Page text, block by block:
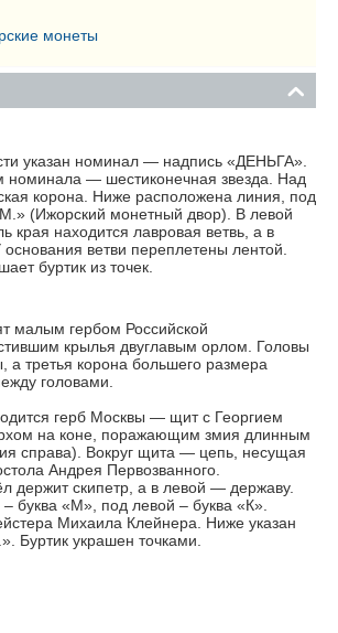
монеты
указан номинал — надпись «ДЕНЬГА».
номинала — шестиконечная звезда. Над
корона. Ниже расположена линия, под
(Ижорский монетный двор). В левой
края находится лавровая ветвь, а в
ветви переплетены лентой.
буртик из точек.
малым гербом Российской
крылья двуглавым орлом. Головы
а третья корона большего размера
головами.
герб Москвы — щит с Георгием
на коне, поражающим змия длинным
справа). Вокруг щита — цепь, несущая
Андрея Первозванного.
держит скипетр, а в левой — державу.
буква «М», под левой – буква «К».
Михаила Клейнера. Ниже указан
Буртик украшен точками.